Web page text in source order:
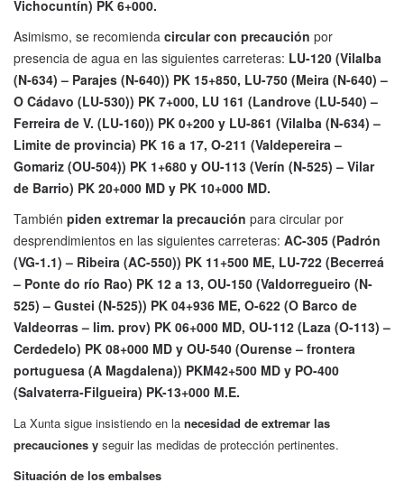
Vichocuntín) PK 6+000.
Asimismo, se recomienda circular con precaución por
presencia de agua en las siguientes carreteras: LU-120 (Vilalba
(N-634) – Parajes (N-640)) PK 15+850, LU-750 (Meira (N-640) –
O Cádavo (LU-530)) PK 7+000, LU 161 (Landrove (LU-540) –
Ferreira de V. (LU-160)) PK 0+200 y LU-861 (Vilalba (N-634) –
Limite de provincia) PK 16 a 17, O-211 (Valdepereira –
Gomariz (OU-504)) PK 1+680 y OU-113 (Verín (N-525) – Vilar
de Barrio) PK 20+000 MD y PK 10+000 MD.
También piden extremar la precaución para circular por
desprendimientos en las siguientes carreteras: AC-305 (Padrón
(VG-1.1) – Ribeira (AC-550)) PK 11+500 ME, LU-722 (Becerreá
– Ponte do río Rao) PK 12 a 13, OU-150 (Valdorregueiro (N-
525) – Gustei (N-525)) PK 04+936 ME, O-622 (O Barco de
Valdeorras – lim. prov) PK 06+000 MD, OU-112 (Laza (O-113) –
Cerdedelo) PK 08+000 MD y OU-540 (Ourense – frontera
portuguesa (A Magdalena)) PKM42+500 MD y PO-400
(Salvaterra-Filgueira) PK-13+000 M.E.
La Xunta sigue insistiendo en la necesidad de extremar las
precauciones y seguir las medidas de protección pertinentes.
Situación de los embalses